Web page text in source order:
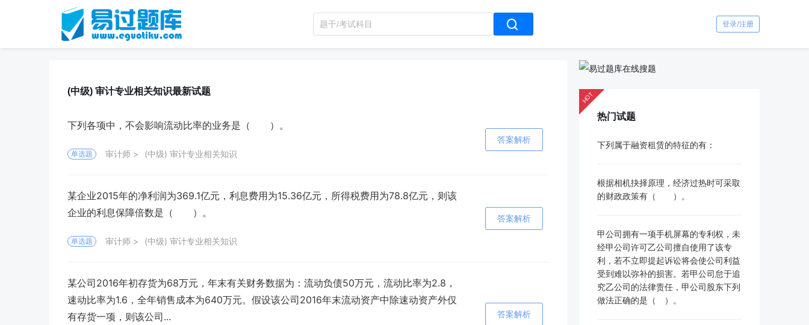
登录/注册
(中级) 审计专业相关知识最新试题
下列各项中，不会影响流动比率的业务是（ ）。
单选题 审计师 (中级) 审计专业相关知识
答案解析
某企业2015年的净利润为369.1亿元，利息费用为15.36亿元，所得税费用为78.8亿元，则该
企业的利息保障倍数是（ ）。
单选题 审计师 (中级) 审计专业相关知识
答案解析
某公司2016年初存货为68万元，年末有关财务数据为：流动负债50万元，流动比率为2.8，
速动比率为1.6，全年销售成本为640万元。假设该公司2016年末流动资产中除速动资产外仅
有存货一项，则该公司...
答案解析
HOT
热门试题
下列属于融资租赁的特征的有：
根据相机抉择原理，经济过热时可采取
的财政政策有（ ）。
甲公司拥有一项手机屏幕的专利权，未
经甲公司许可乙公司擅自使用了该专
利，若不立即提起诉讼将会使公司利益
受到难以弥补的损害。若甲公司怠于追
究乙公司的法律责任，甲公司股东下列
做法正确的是（ ）。